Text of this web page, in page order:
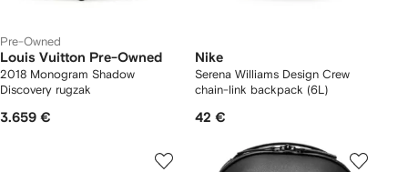
Pre-Owned
Louis Vuitton Pre-Owned
2018 Monogram Shadow
Discovery rugzak
3.659 €
Nike
Serena Williams Design Crew
chain-link backpack (6L)
42 €